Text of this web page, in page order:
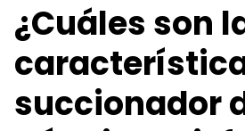
¿Cuáles son
succionador